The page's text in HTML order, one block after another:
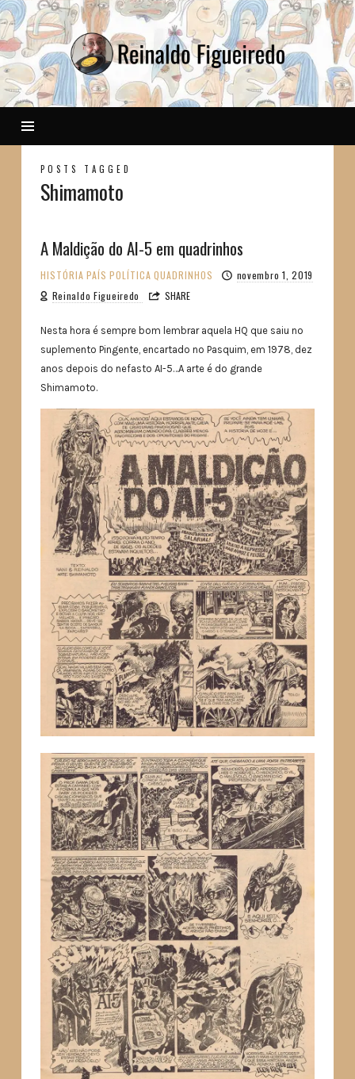
Reinaldo
POSTS TAGGED
Shimamoto
A Maldição do AI-5 em quadrinhos
HISTÓRIA PAÍS POLÍTICA QUADRINHOS
novembro 1, 2019
Reinaldo Figueiredo
SHARE
Nesta hora é sempre bom lembrar aquela HQ que saiu no
suplemento Pingente, encartado no Pasquim, em 1978, dez
anos depois do nefasto AI-5…A arte é do grande
Shimamoto.